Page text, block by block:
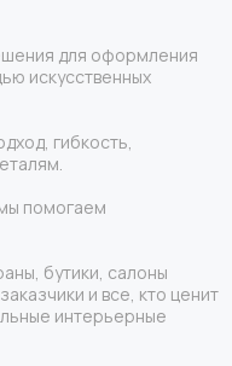
для оформления
искусственных
гибкость,
помогаем
бутики, салоны
и все, кто ценит
интерьерные